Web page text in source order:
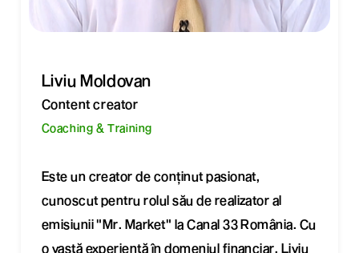
Liviu Moldovan
Content creator
Coaching & Training
Este un creator de conținut pasionat,
cunoscut pentru rolul său de realizator al
emisiunii "Mr. Market" la Canal 33 România. Cu
o vastă experiență în domeniul financiar, Liviu